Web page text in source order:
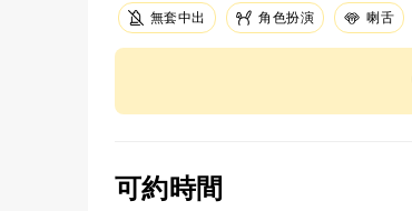
無套中出 角色扮演 喇舌
可約時間